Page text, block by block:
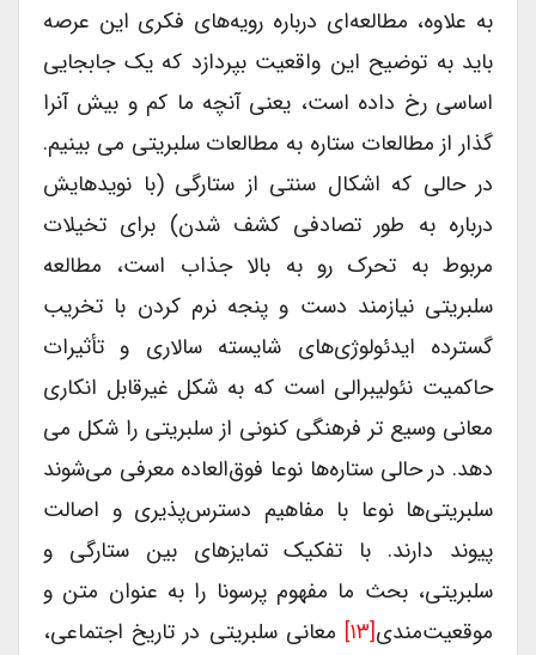
به علاوه، مطالعه‌ای درباره رویه‌های فکری این عرصه
باید به توضیح این واقعیت بپردازد که یک جابجایی
اساسی رخ داده است، یعنی آنچه ما کم و بیش آنرا
گذار از مطالعات ستاره به مطالعات سلبریتی می بینیم.
در حالی که اشکال سنتی از ستارگی (با نویدهایش
درباره به طور تصادفی کشف شدن) برای تخیلات
مربوط به تحرک رو به بالا جذاب است، مطالعه
سلبریتی نیازمند دست و پنجه نرم کردن با تخریب
گسترده ایدئولوژی‌های شایسته سالاری و تأثیرات
حاکمیت نئولیبرالی است که به شکل غیرقابل انکاری
معانی وسیع تر فرهنگی کنونی از سلبریتی را شکل می
دهد. در حالی ستاره‌ها نوعا فوق‌العاده معرفی می‌شوند
سلبریتی‌ها نوعا با مفاهیم دسترس‌پذیری و اصالت
پیوند دارند. با تفکیک تمایزهای بین ستارگی و
سلبریتی، بحث ما مفهوم پرسونا را به عنوان متن و
موقعیت‌مندی[۱۳]
معانی سلبریتی در تاریخ اجتماعی،